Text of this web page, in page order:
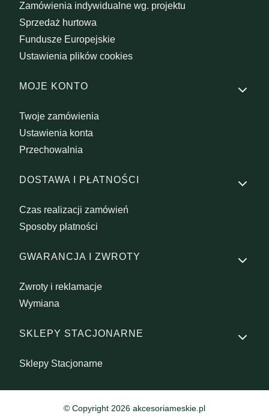
Zamówienia indywidualne wg. projektu
Sprzedaż hurtowa
Fundusze Europejskie
Ustawienia plików cookies
MOJE KONTO
Twoje zamówienia
Ustawienia konta
Przechowalnia
DOSTAWA I PŁATNOŚCI
Czas realizacji zamówień
Sposoby płatności
GWARANCJA I ZWROTY
Zwroty i reklamacje
Wymiana
SKLEPY STACJONARNE
Sklepy Stacjonarne
© Copyright 2026 akcesoriameskie.pl